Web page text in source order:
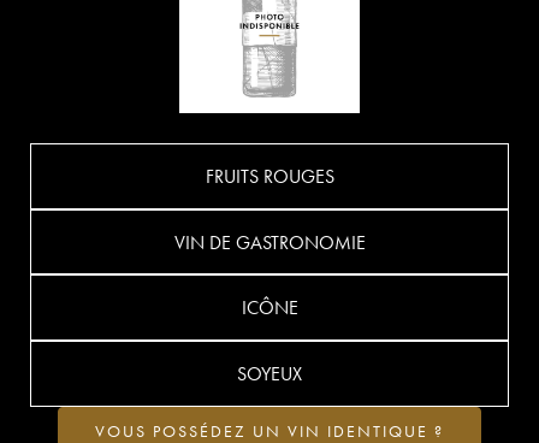
FRUITS ROUGES
VIN DE GASTRONOMIE
ICÔNE
SOYEUX
VOUS POSSÉDEZ UN VIN IDENTIQUE ?